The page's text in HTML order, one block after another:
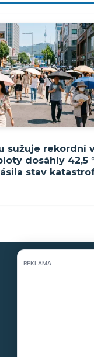
sužuje rekordní
dosáhly 42,5
stav
KONTAKT
REKLAMA